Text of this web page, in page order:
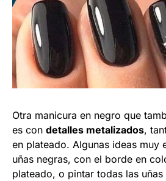
Otra manicura en negro que
es con detalles metalizados,
en plateado. Algunas ideas muy
uñas negras, con el borde en
plateado, o pintar todas las